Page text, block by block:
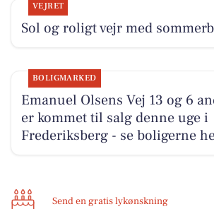
VEJRET
Sol og roligt vejr med
BOLIGMARKED
Emanuel Olsens Vej 13 og 6
er kommet til salg denne uge i
Frederiksberg - se boligerne
Send en gratis lykønskning